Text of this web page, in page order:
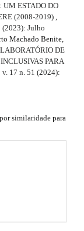
UM ESTADO DO
(2008-2019)
Julho
Machado Benite,
DE
PARA
17 n. 51 (2024):
similaridade para